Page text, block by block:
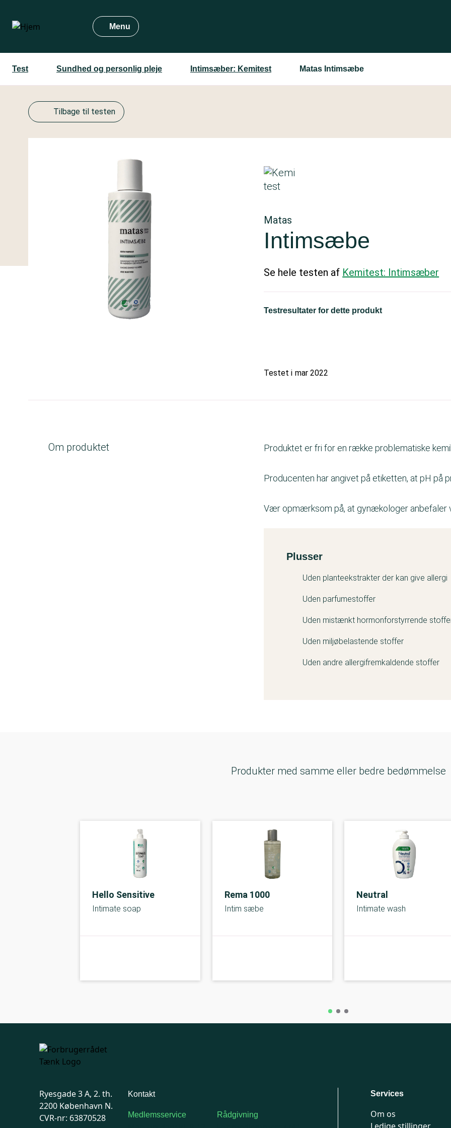
hovedindhold
Menu
Test Sundhed og personlig pleje Intimsæber: Kemitest Matas Intimsæbe
Tilbage til testen
Matas
Intimsæbe
Se hele testen af Kemitest: Intimsæber
Testresultater for dette produkt
Testet i mar 2022
Om produktet Produktet er fri for en række problematiske
Producenten har angivet på etiketten, at pH på
Vær opmærksom på, at gynækologer anbefaler
Kemitest
Plusser
Uden planteekstrakter der kan give allergi
Uden parfumestoffer
Uden mistænkt hormonforstyrrende
Uden miljøbelastende stoffer
Uden andre allergifremkaldende stoffer
Produkter med samme eller bedre bedømmelse
Hello Sensitive
Intimate soap
Rema 1000
Intim sæbe
Neutral
Intimate wash
Ryesgade 3 A, 2. th.
2200 København N.
CVR-nr: 63870528
Kontakt
Medlemsservice Rådgivning
Services
Om os